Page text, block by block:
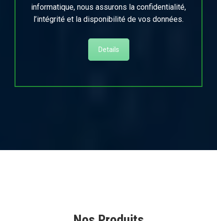
informatique, nous assurons la confidentialité,
l’intégrité et la disponibilité de vos données.
Details